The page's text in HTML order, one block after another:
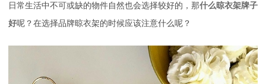
日常生活中不可或缺的物件自然也会选择较好的，那什么晾衣架牌子
好呢？在选择品牌晾衣架的时候应该注意什么呢？